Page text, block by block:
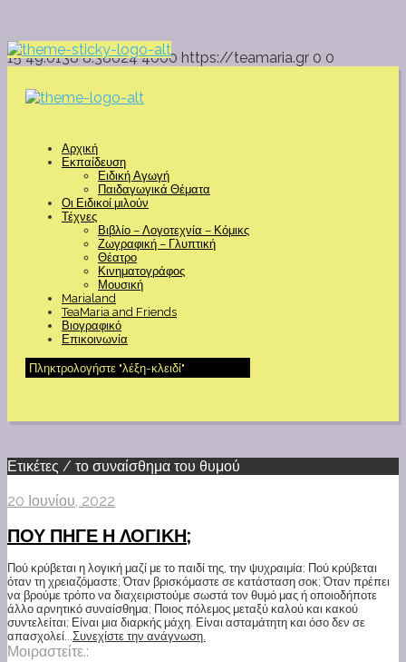
15 49.0138 8.38624 4000 https://teamaria.gr 0 0
Αρχική
Εκπαίδευση
Ειδική Αγωγή
Παιδαγωγικά Θέματα
Οι Ειδικοί μιλούν
Τέχνες
Βιβλίο – Λογοτεχνία – Κόμικς
Ζωγραφική – Γλυπτική
Θέατρο
Κινηματογράφος
Μουσική
Marialand
TeaMaria and Friends
Βιογραφικό
Επικοινωνία
Ετικέτες / το συναίσθημα του θυμού
20 Ιουνίου, 2022
ΠΟΥ ΠΗΓΕ Η ΛΟΓΙΚΗ;
Πού κρύβεται η λογική μαζί με το παιδί της, την ψυχραιμία; Πού κρύβεται
όταν τη χρειαζόμαστε; Όταν βρισκόμαστε σε κατάσταση σοκ; Όταν πρέπει
να βρούμε τρόπο να διαχειριστούμε σωστά τον θυμό μας ή οποιοδήποτε
άλλο αρνητικό συναίσθημα; Ποιος πόλεμος μεταξύ καλού και κακού
συντελείται; Είναι μια διαρκής μάχη. Είναι ασταμάτητη και όσο δεν σε
απασχολεί...Συνεχίστε την ανάγνωση.
Μοιραστείτε.: